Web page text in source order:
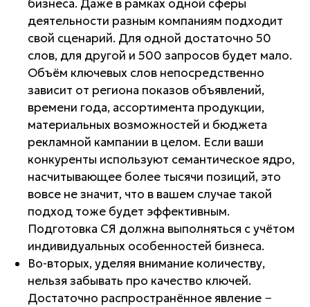
бизнеса. Даже в рамках одной сферы
деятельности разным компаниям подходит
свой сценарий. Для одной достаточно 50
слов, для другой и 500 запросов будет мало.
Объём ключевых слов непосредственно
зависит от региона показов объявлений,
времени года, ассортимента продукции,
материальных возможностей и бюджета
рекламной кампании в целом. Если ваши
конкуренты используют семантическое ядро,
насчитывающее более тысячи позиций, это
вовсе не значит, что в вашем случае такой
подход тоже будет эффективным.
Подготовка СЯ должна выполняться с учётом
индивидуальных особенностей бизнеса.
Во-вторых, уделяя внимание количеству,
нельзя забывать про качество ключей.
Достаточно распространённое явление −